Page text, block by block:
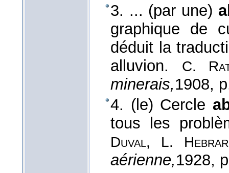
3. ... (par une)
graphique de
déduit la
alluvion.
C.
minerais,1908,
4. (le) Cercle
tous les
Duval, L.
aérienne,1928,